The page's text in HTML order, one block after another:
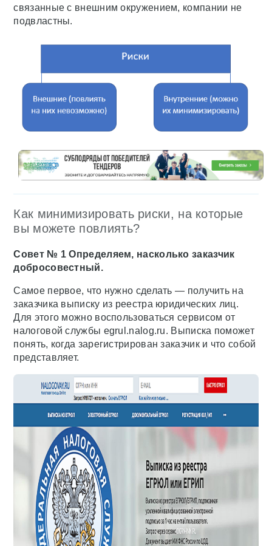
связанные с внешним окружением, компании не
подвластны.
Как минимизировать риски, на которые
вы можете повлиять?
Совет № 1 Определяем, насколько заказчик
добросовестный.
Самое первое, что нужно сделать — получить на
заказчика выписку из реестра юридических лиц.
Для этого можно воспользоваться сервисом от
налоговой службы egrul.nalog.ru. Выписка поможет
понять, когда зарегистрирован заказчик и что собой
представляет.